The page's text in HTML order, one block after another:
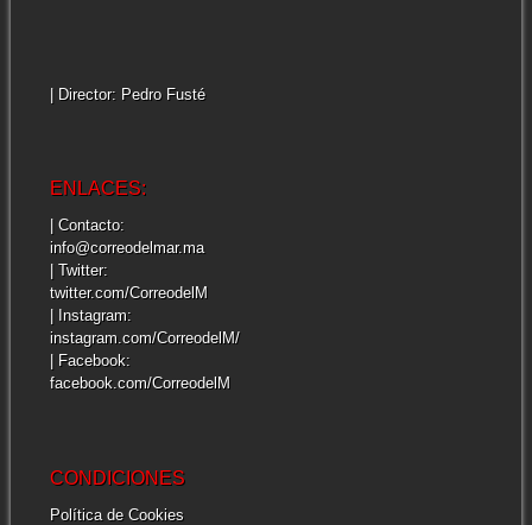
| Director: Pedro Fusté
ENLACES:
| Contacto:
info@correodelmar.ma
| Twitter:
twitter.com/CorreodelM
| Instagram:
instagram.com/CorreodelM/
| Facebook:
facebook.com/CorreodelM
CONDICIONES
Política de Cookies